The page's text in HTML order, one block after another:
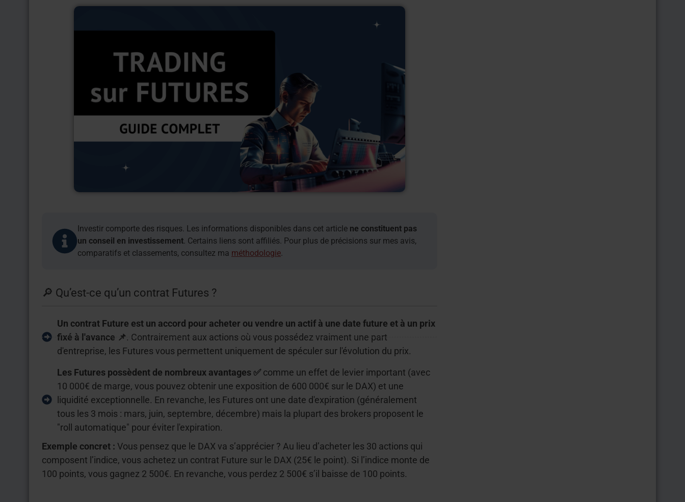
Investir comporte des risques. Les informations disponibles dans cet article ne constituent pas
un conseil en investissement . Certains liens sont affiliés. Pour plus de précisions sur mes avis,
comparatifs et classements, consultez ma méthodologie
🔎 Qu’est-ce qu’un contrat Futures ?
Un contrat Future est un accord pour acheter ou vendre un actif à une date future et à un prix
fixé à l'avance 📌. Contrairement aux actions où vous possédez vraiment une part
d'entreprise, les Futures vous permettent uniquement de spéculer sur l'évolution du prix.
Les Futures possèdent de nombreux avantages ✅ comme un effet de levier important (avec
10 000€ de marge, vous pouvez obtenir une exposition de 600 000€ sur le DAX) et une
liquidité exceptionnelle. En revanche, les Futures ont une date d'expiration (généralement
tous les 3 mois : mars, juin, septembre, décembre) mais la plupart des brokers proposent le
"roll automatique" pour éviter l'expiration.
Exemple concret : Vous pensez que le DAX va s’apprécier ? Au lieu d’acheter les 30 actions qui
composent l’indice, vous achetez un contrat Future sur le DAX (25€ le point). Si l’indice monte de
100 points, vous gagnez 2 500€. En revanche, vous perdez 2 500€ s’il baisse de 100 points.